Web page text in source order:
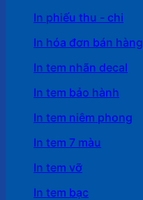
In phiếu thu - chi
In hóa đơn bán hàng
In tem nhãn decal
In tem bảo hành
In tem niêm phong
In tem 7 màu
In tem vỡ
In tem bạc